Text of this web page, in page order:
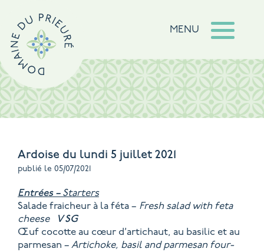
MENU
Ardoise du lundi 5 juillet 2021
publié le 05/07/2021
Entrées – Starters
Salade fraicheur à la féta – Fresh salad with feta
cheese
VSG
Œuf cocotte au cœur d’artichaut, au basilic et au
parmesan – Artichoke, basil and parmesan four-